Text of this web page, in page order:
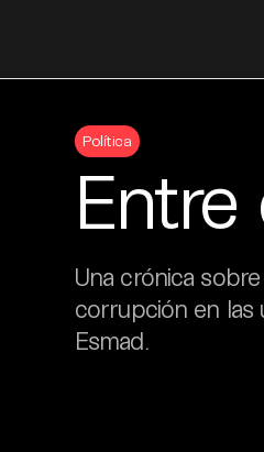
Política
Entre
Una crónica
corrupción en las
Esmad.